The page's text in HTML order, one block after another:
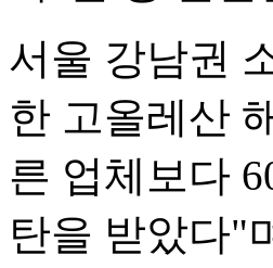
서울 강남권
한 고올레산
른 업체보다
탄을 받았다"